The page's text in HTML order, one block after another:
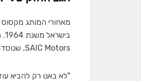
מאחורי המותג
SAIC Motors, שנוסדה בשנת 1955, מביאה עמה מסורת ארוכת שנים של חדשנות טכנולוגית וייצור רכבים איכותיים.
"לא באנו רק להביא